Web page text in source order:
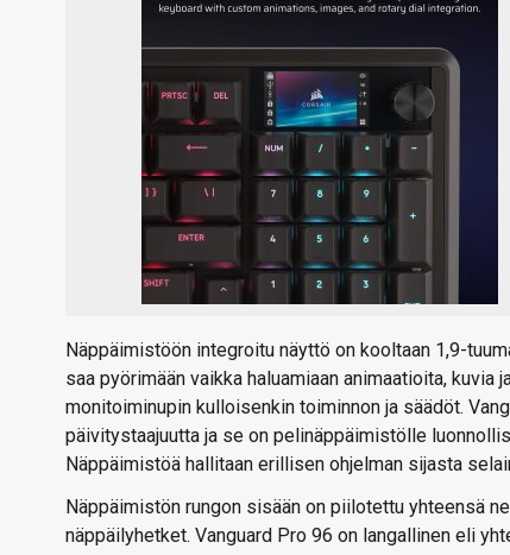
Näppäimistöön integroitu näyttö on kooltaan 1,9-
saa pyörimään vaikka haluamiaan animaatioita,
monitoiminupin kulloisenkin toiminnon ja säädöt.
päivitystaajuutta ja se on pelinäppäimistölle
Näppäimistöä hallitaan erillisen ohjelman sijasta
Näppäimistön rungon sisään on piilotettu yhteensä
näppäilyhetket. Vanguard Pro 96 on langallinen eli